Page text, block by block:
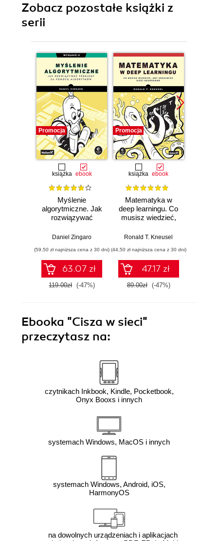
Zobacz pozostałe książki z
serii
Promocja
książka ebook
Myślenie
algorytmiczne. Jak
rozwiązywać
pomocą
Wydanie II
Daniel Zingaro
(59,50 zł najniższa cena z 30 dni)
63.07 zł
119.00zł (-47%)
Promocja
książka ebook
Matematyka w
deep learningu. Co
musisz wiedzieć,
sieci neuronowe
Ronald T. Kneusel
(44,50 zł najniższa cena z 30 dni)
47.17 zł
89.00zł (-47%)
Ebooka "Cisza w sieci"
przeczytasz na:
czytnikach Inkbook, Kindle, Pocketbook,
Onyx Booxs i innych
systemach Windows, MacOS i innych
systemach Windows, Android, iOS,
HarmonyOS
na dowolnych urządzeniach i aplikacjach